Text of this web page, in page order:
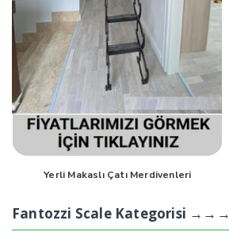
Yerli Makaslı Çatı Merdivenleri
Fantozzi Scale Kategorisi →→→